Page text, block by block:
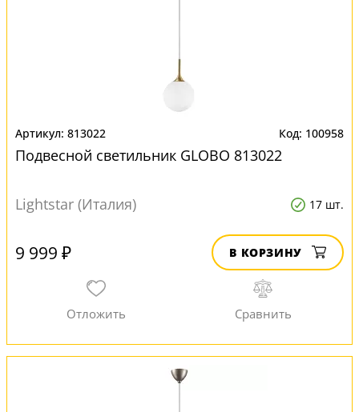
813022 100958
Подвесной светильник GLOBO 813022
Lightstar (Италия) 17 шт.
9 999 ₽ В КОРЗИНУ